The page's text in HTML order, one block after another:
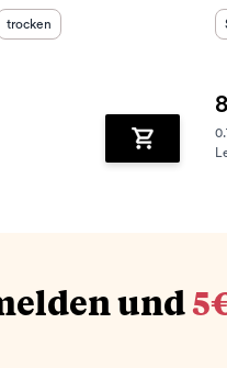
Geschmack
trocken
Zum
und